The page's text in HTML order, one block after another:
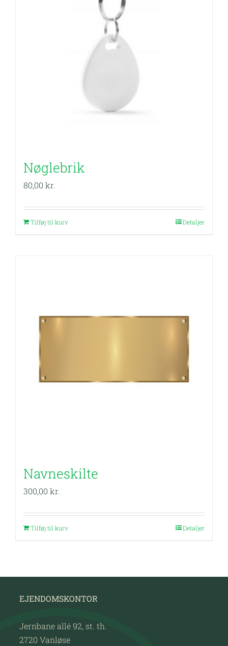
Nøglebrik
80,00 kr.
Tilføj til kurv Detaljer
Navneskilte
300,00 kr.
Tilføj til kurv Detaljer
EJENDOMSKONTOR
Jernbane allé 92, st. th.
2720 Vanløse